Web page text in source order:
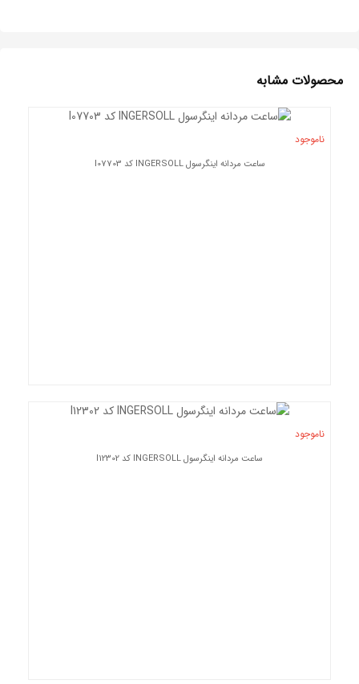
محصولات مشابه
ناموجود
ساعت مردانه اینگرسول INGERSOLL کد I07703
ناموجود
ساعت مردانه اینگرسول INGERSOLL کد I12302